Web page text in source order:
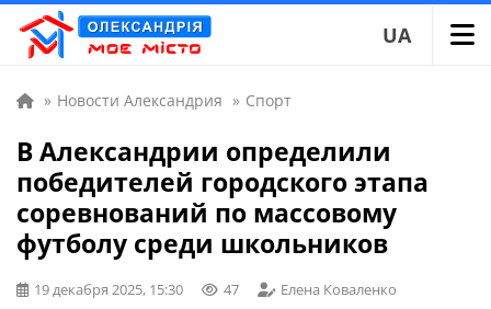
UA
» Новости Александрия » Спорт
В Александрии определили
победителей городского этапа
соревнований по массовому
футболу среди школьников
19 декабря 2025, 15:30 47 Елена Коваленко